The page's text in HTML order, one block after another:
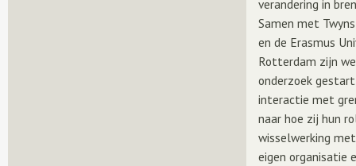
verandering in
Samen met
en de Erasmus
Rotterdam zijn
onderzoek
interactie met
naar hoe zij hun
wisselwerking
eigen organisatie